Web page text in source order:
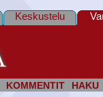
KOMMENTIT HAKU
Keskustelu